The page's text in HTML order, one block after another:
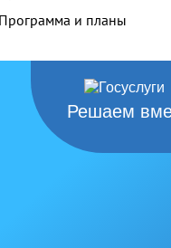
Программа и планы
Решаем